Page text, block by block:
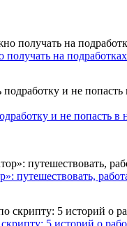
на подработках
и не попасть в
путешествовать,